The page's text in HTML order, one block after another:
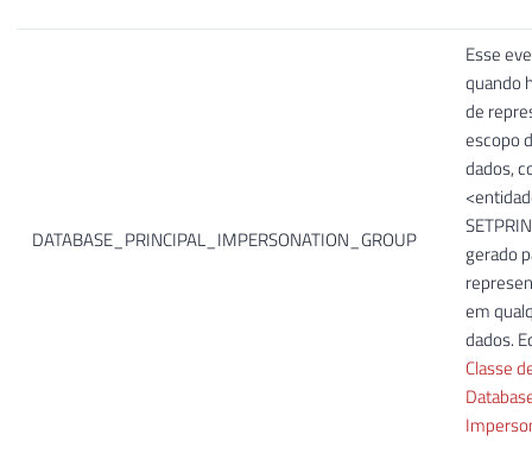
DATABASE_PRINCIPAL_IMPERSONATION_GROUP
Esse
quando
de
escopo
dados,
gerado
em
dados.
Classe